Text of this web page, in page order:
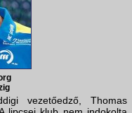
vezetőedző, Thomas